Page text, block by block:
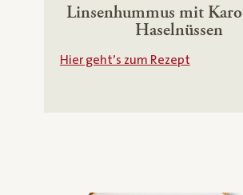
Linsenhummus mit
Haselnüssen
Hier geht’s zum Rezept